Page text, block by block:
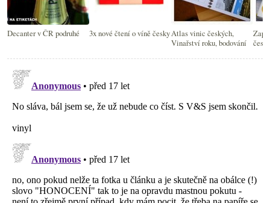
Decanter v ČR podruhé 3x nové čtení o víně českyAtlas vinic českých,
Vinařství roku, bodování